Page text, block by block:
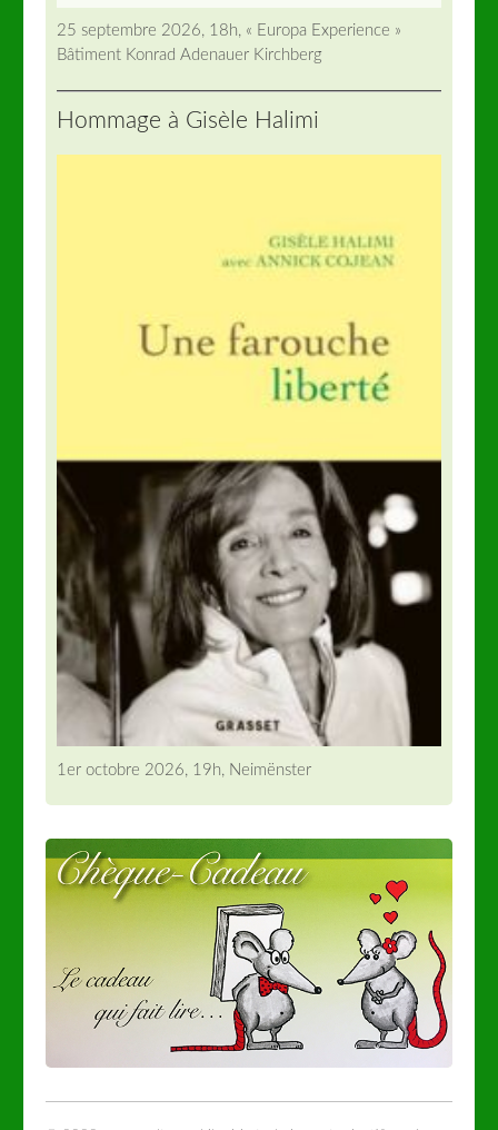
25 septembre 2026, 18h, « Europa Experience »
Bâtiment Konrad Adenauer Kirchberg
Hommage à Gisèle Halimi
1er octobre 2026, 19h, Neimënster